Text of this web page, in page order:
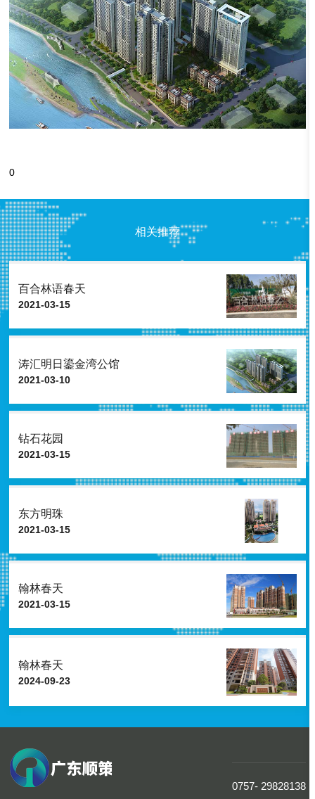
0
相关推荐
百合林语春天
2021-03-15
涛汇明日鎏金湾公馆
2021-03-10
钻石花园
2021-03-15
东方明珠
2021-03-15
翰林春天
2021-03-15
翰林春天
2024-09-23
0757- 29828138